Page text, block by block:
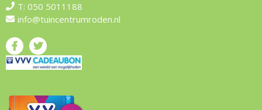
T: 050 5011188
info@tuincentrumroden.nl